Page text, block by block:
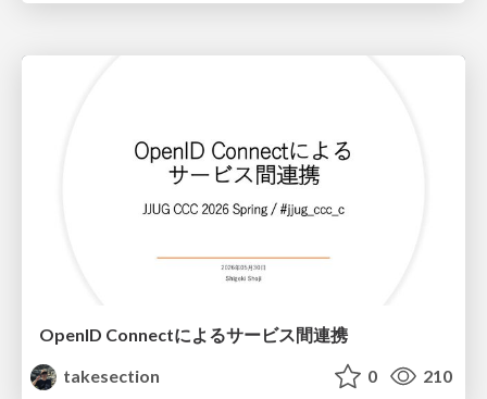
OpenID Connectによるサービス間連携
takesection
0 210